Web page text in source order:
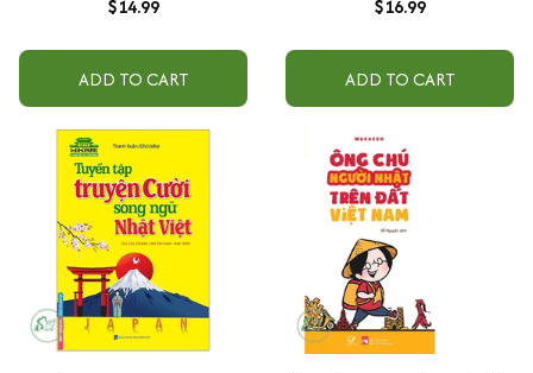
$14.99
ADD TO CART
$16.99
ADD TO CART